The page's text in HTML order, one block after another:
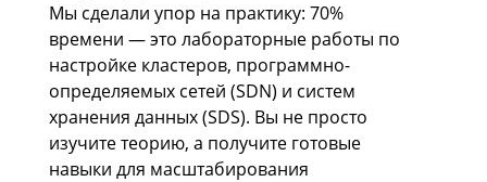
Мы сделали упор на практику: 70%
времени — это лабораторные работы по
настройке кластеров, программно-
определяемых сетей (SDN) и систем
хранения данных (SDS). Вы не просто
изучите теорию, а получите готовые
навыки для масштабирования